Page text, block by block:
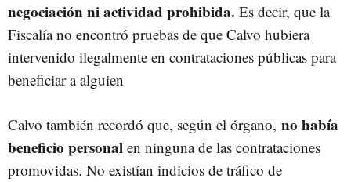
negociación ni actividad prohibida. Es decir, que la
Fiscalía no encontró pruebas de que Calvo hubiera
intervenido ilegalmente en contrataciones públicas para
beneficiar a alguien
Calvo también recordó que, según el órgano, no había
beneficio personal en ninguna de las contrataciones
promovidas. No existían indicios de tráfico de